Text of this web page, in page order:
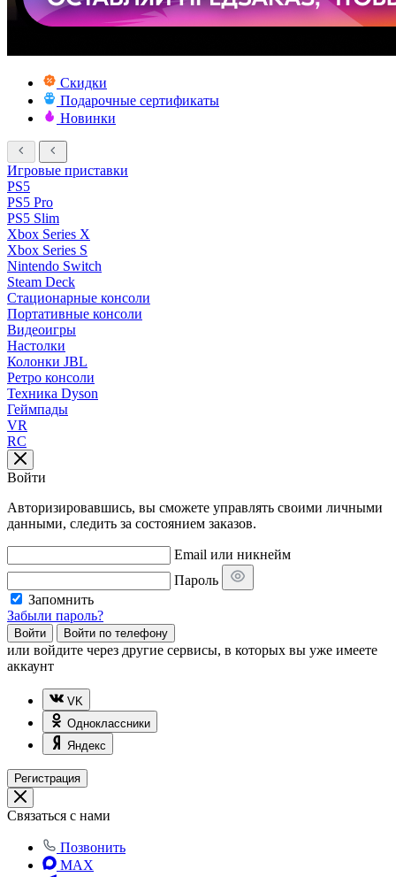
Скидки
Подарочные сертификаты
Новинки
Игровые приставки
PS5
PS5 Pro
PS5 Slim
Xbox Series X
Xbox Series S
Nintendo Switch
Steam Deck
Стационарные консоли
Портативные консоли
Видеоигры
Настолки
Колонки JBL
Ретро консоли
Техника Dyson
Геймпады
VR
RC
Войти
Авторизировавшись, вы сможете управлять своими личными
данными, следить за состоянием заказов.
Email или никнейм
Пароль
Запомнить
Забыли пароль?
Войти Войти по телефону
или войдите через другие сервисы, в которых вы уже имеете
аккаунт
VK
Одноклассники
Яндекс
Регистрация
Связаться с нами
Позвонить
MAX